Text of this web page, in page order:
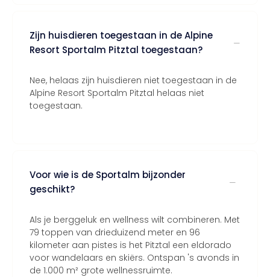
Zijn huisdieren toegestaan in de Alpine
Resort Sportalm Pitztal toegestaan?
Nee, helaas zijn huisdieren niet toegestaan in de
Alpine Resort Sportalm Pitztal helaas niet
toegestaan.
Voor wie is de Sportalm bijzonder
geschikt?
Als je berggeluk en wellness wilt combineren. Met
79 toppen van drieduizend meter en 96
kilometer aan pistes is het Pitztal een eldorado
voor wandelaars en skiërs. Ontspan 's avonds in
de 1.000 m² grote wellnessruimte.